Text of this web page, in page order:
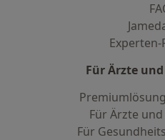
Für Ärzte
Für Ärzte
Für